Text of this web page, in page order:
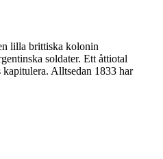
lilla brittiska kolonin
soldater. Ett åttiotal
Alltsedan 1833 har